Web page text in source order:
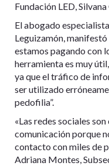
Fundación LED,
El abogado
Leguizamón,
estamos pagando con
herramienta es muy
ya que el tráfico de
ser utilizado
pedofilia”.
«Las redes sociales
comunicación porque
contacto con miles de
Adriana Montes,